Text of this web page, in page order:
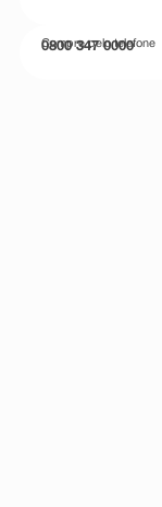
Compre pelo telefone
0800 347 0000